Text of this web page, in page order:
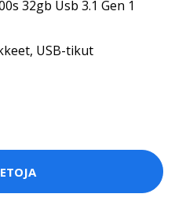
, USB-tikut